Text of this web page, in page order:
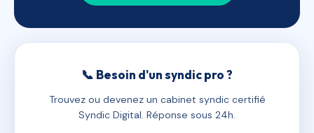
📞 Besoin d'un syndic pro ?
Trouvez ou devenez un cabinet syndic certifié
Syndic Digital. Réponse sous 24h.